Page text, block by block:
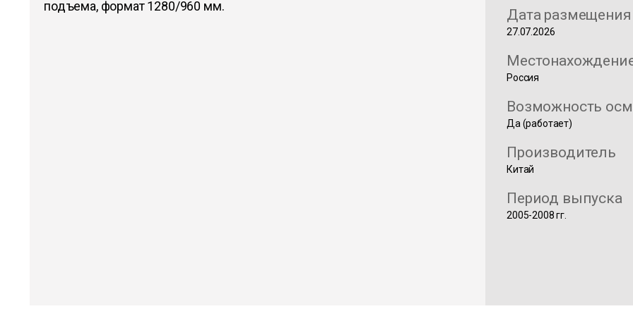
подъема, формат 1280/960 мм.
Дата размещения
27.07.2026
Россия
Возможность
Да (работает)
Производитель
Китай
Период выпуска
2005-2008 гг.